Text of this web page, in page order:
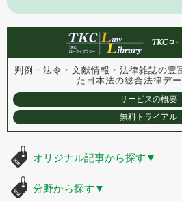
判例・法令・文献情報・法律雑誌の豊
た 日本法の総合法律デ
サービスの概要
無料トライアル
オリジナル記事から探す ▼
分野から探す ▼